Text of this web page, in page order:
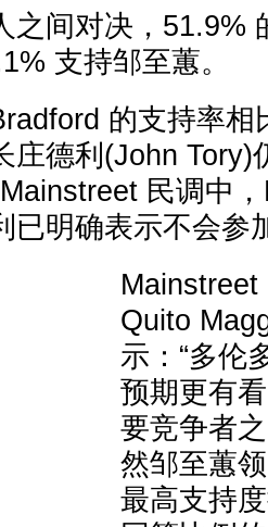
之间对决，51.9%
支持邹至蕙。
的支持率相
庄德利(John Tory)
民调中
已明确表示不会参
Quito
示：“多伦
预期更有
要竞争者
然邹至蕙
最高支持